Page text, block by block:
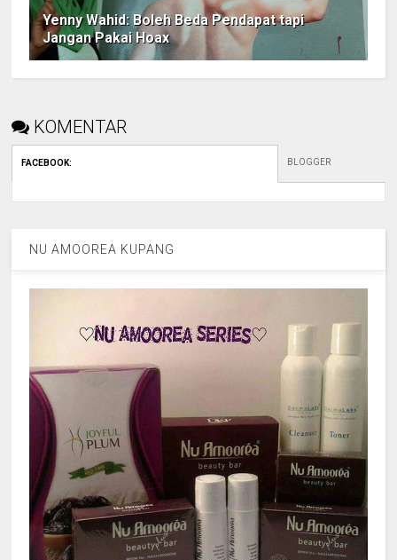
Yenny Wahid: Boleh Beda Pendapat tapi
Jangan Pakai Hoax
KOMENTAR
FACEBOOK: BLOGGER
NU AMOOREA KUPANG